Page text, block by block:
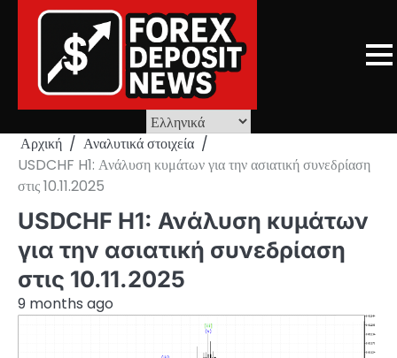
Αρχική
Αναλυτικά στοιχεία
USDCHF H1: Ανάλυση κυμάτων για την ασιατική συνεδρίαση
στις 10.11.2025
USDCHF H1: Ανάλυση κυμάτων
για την ασιατική συνεδρίαση
στις 10.11.2025
9 months ago